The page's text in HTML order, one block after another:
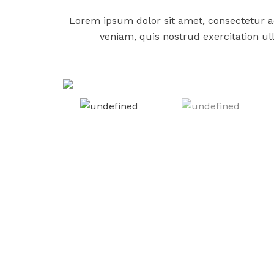
Lorem ipsum dolor sit amet, consectetur
veniam, quis nostrud exercitation